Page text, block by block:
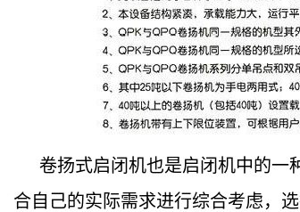
卷扬式启闭机也是启闭机中的一
合自己的实际需求进行综合考虑，